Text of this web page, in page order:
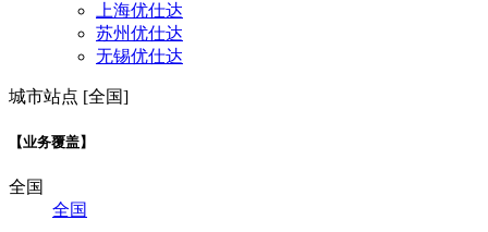
上海优仕达
苏州优仕达
无锡优仕达
城市站点 [全国]
【业务覆盖】
全国
全国